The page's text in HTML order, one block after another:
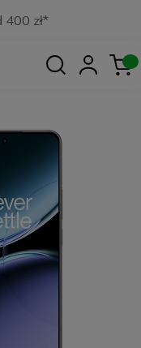
400 zł*